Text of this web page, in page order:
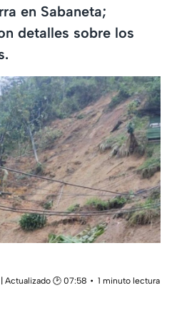
en Sabaneta;
detalles sobre los
| Actualizado 🕑 07:58
1 minuto lectura